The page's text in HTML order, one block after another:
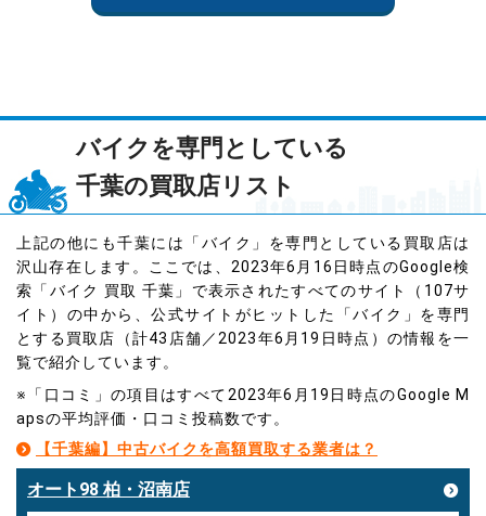
バイクを専門としている
千葉の買取店リスト
上記の他にも千葉には「バイク」を専門としている買取店は
沢山存在します。ここでは、2023年6月16日時点のGoogle検
索「バイク 買取 千葉」で表示されたすべてのサイト（107サ
イト）の中から、公式サイトがヒットした「バイク」を専門
とする買取店（計43店舗／2023年6月19日時点）の情報を一
覧で紹介しています。
※「口コミ」の項目はすべて2023年6月19日時点のGoogle M
apsの平均評価・口コミ投稿数です。
【千葉編】中古バイクを高額買取する業者は？
オート98 柏・沼南店